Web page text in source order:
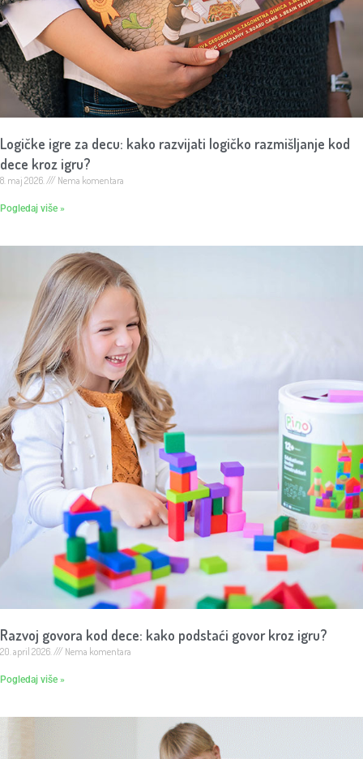
Logičke igre za decu: kako razvijati logičko razmišljanje kod
dece kroz igru?
8. maj 2026. Nema komentara
Pogledaj više »
Razvoj govora kod dece: kako podstaći govor kroz igru?
20. april 2026. Nema komentara
Pogledaj više »